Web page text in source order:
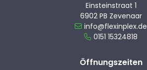
Einsteinstraat 1
6902 PB Zevenaar
info@flexinplex.de
0151 15324818
Öffnungszeiten